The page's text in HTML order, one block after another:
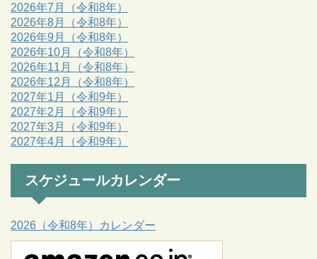
2026年7月（令和8年）
2026年8月（令和8年）
2026年9月（令和8年）
2026年10月（令和8年）
2026年11月（令和8年）
2026年12月（令和8年）
2027年1月（令和9年）
2027年2月（令和9年）
2027年3月（令和9年）
2027年4月（令和9年）
スケジュールカレンダー
2026（令和8年）カレンダー